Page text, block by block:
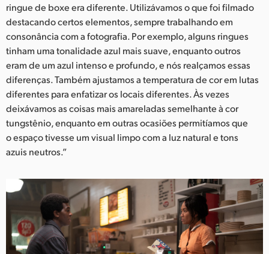
ringue de boxe era diferente. Utilizávamos o que foi filmado
destacando certos elementos, sempre trabalhando em
consonância com a fotografia. Por exemplo, alguns ringues
tinham uma tonalidade azul mais suave, enquanto outros
eram de um azul intenso e profundo, e nós realçamos essas
diferenças. Também ajustamos a temperatura de cor em lutas
diferentes para enfatizar os locais diferentes. Às vezes
deixávamos as coisas mais amareladas semelhante à cor
tungstênio, enquanto em outras ocasiões permitíamos que
o espaço tivesse um visual limpo com a luz natural e tons
azuis neutros.”